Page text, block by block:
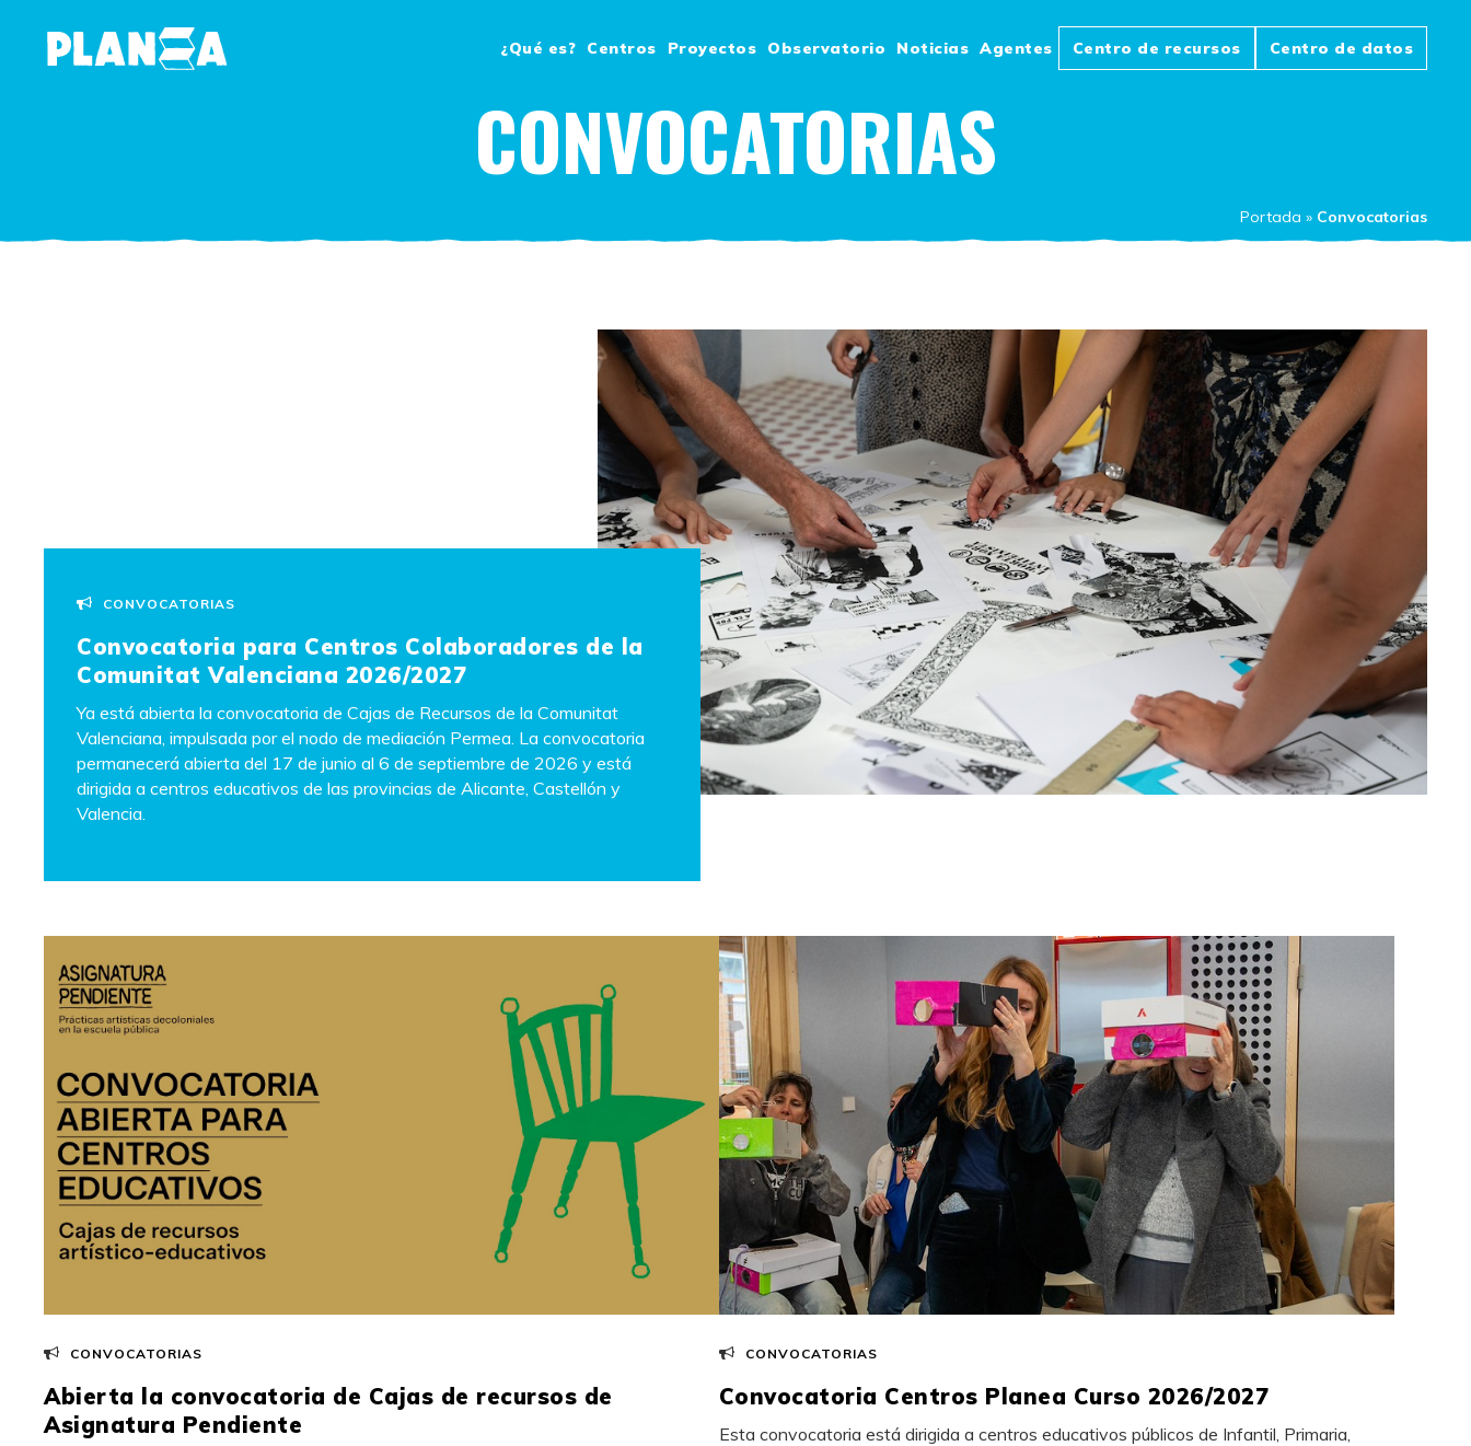
¿Qué es? Centros Proyectos Observatorio Noticias Agentes Centro de recursos Centro de datos
CONVOCATORIAS
Portada » Convocatorias
CONVOCATORIAS
Convocatoria para Centros Colaboradores de la
Comunitat Valenciana 2026/2027
Ya está abierta la convocatoria de Cajas de Recursos de la Comunitat
Valenciana, impulsada por el nodo de mediación Permea. La convocatoria
permanecerá abierta del 17 de junio al 6 de septiembre de 2026 y está
dirigida a centros educativos de las provincias de Alicante, Castellón y
Valencia.
CONVOCATORIAS
Abierta la convocatoria de Cajas de recursos de
Asignatura Pendiente
CONVOCATORIAS
Convocatoria Centros Planea Curso 2026/2027
Esta convocatoria está dirigida a centros educativos públicos de Infantil, Primaria,